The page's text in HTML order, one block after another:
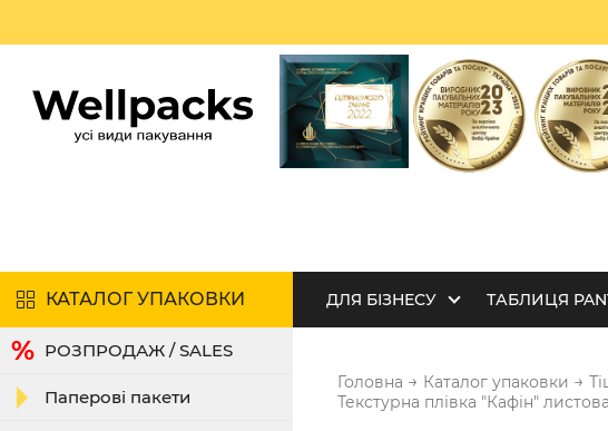
КАТАЛОГ УПАКОВКИ ДЛЯ БІЗНЕСУ ТАБЛИЦЯ
РОЗПРОДАЖ / SALES
Паперові пакети
Головна → Каталог упаковки →
Текстурна плівка "Кафін"